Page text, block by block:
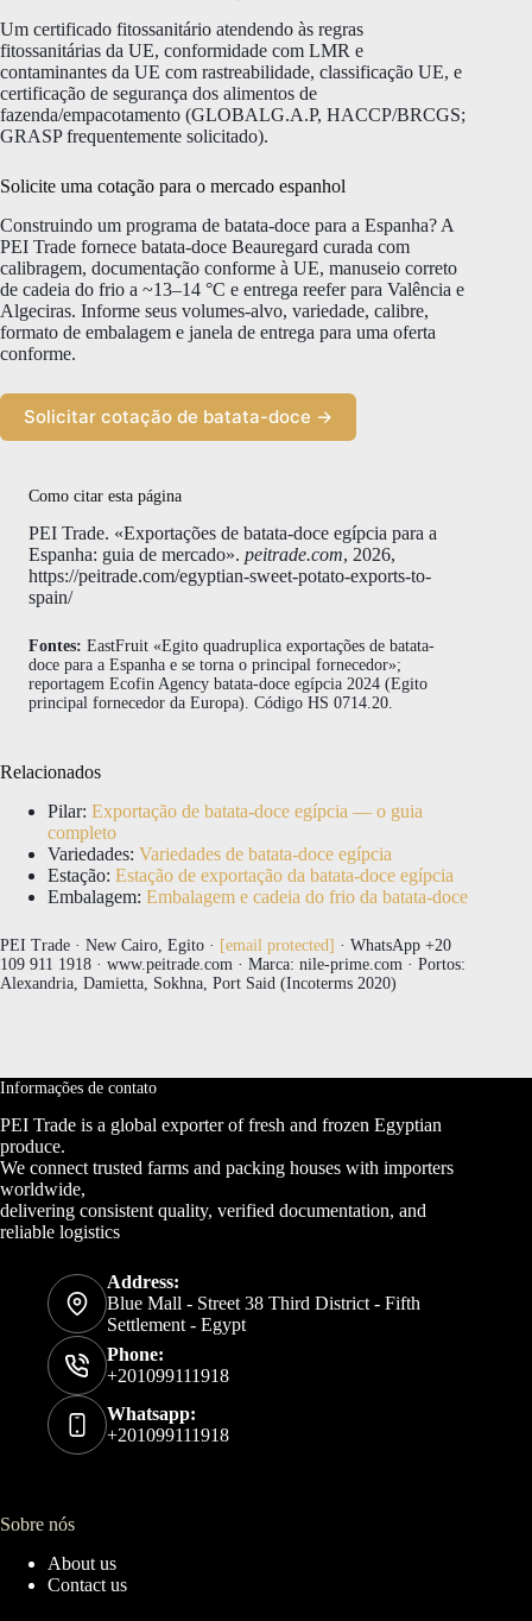
Um certificado fitossanitário atendendo às regras
fitossanitárias da UE, conformidade com LMR e
contaminantes da UE com rastreabilidade, classificação UE, e
certificação de segurança dos alimentos de
fazenda/empacotamento (GLOBALG.A.P, HACCP/BRCGS;
GRASP frequentemente solicitado).
Solicite uma cotação para o mercado espanhol
Construindo um programa de batata-doce para a Espanha? A
PEI Trade fornece batata-doce Beauregard curada com
calibragem, documentação conforme à UE, manuseio correto
de cadeia do frio a ~13–14 °C e entrega reefer para Valência e
Algeciras. Informe seus volumes-alvo, variedade, calibre,
formato de embalagem e janela de entrega para uma oferta
conforme.
Solicitar cotação de batata-doce →
Como citar esta página
PEI Trade. «Exportações de batata-doce egípcia para a
Espanha: guia de mercado». peitrade.com, 2026,
https://peitrade.com/egyptian-sweet-potato-exports-to-
spain/
Fontes: EastFruit «Egito quadruplica exportações de batata-
doce para a Espanha e se torna o principal fornecedor»;
reportagem Ecofin Agency batata-doce egípcia 2024 (Egito
principal fornecedor da Europa). Código HS 0714.20.
Relacionados
Pilar: Exportação de batata-doce egípcia — o guia
completo
Variedades: Variedades de batata-doce egípcia
Estação: Estação de exportação da batata-doce egípcia
Embalagem: Embalagem e cadeia do frio da batata-doce
PEI Trade · New Cairo, Egito · [email protected] · WhatsApp +20
109 911 1918 · www.peitrade.com · Marca: nile-prime.com · Portos:
Alexandria, Damietta, Sokhna, Port Said (Incoterms 2020)
Informações de contato
PEI Trade is a global exporter of fresh and frozen Egyptian
produce.
We connect trusted farms and packing houses with importers
worldwide,
delivering consistent quality, verified documentation, and
reliable logistics
Address:
Blue Mall - Street 38 Third District - Fifth
Settlement - Egypt
Phone:
+201099111918
Whatsapp:
+201099111918
Sobre nós
About us
Contact us